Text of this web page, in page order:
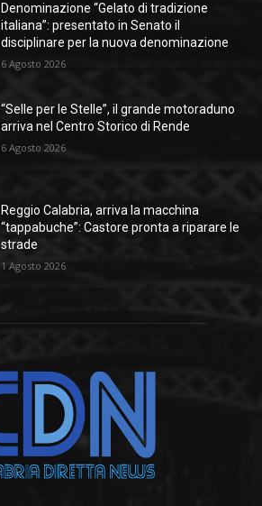
Denominazione “Gelato di tradizione
italiana”: presentato in Senato il
disciplinare per la nuova denominazione
6 Agosto 2026
“Selle per le Stelle”, il grande motoraduno
arriva nel Centro Storico di Rende
6 Agosto 2026
Reggio Calabria, arriva la macchina
“tappabuche”: Castore pronta a riparare le
strade
1 Agosto 2026